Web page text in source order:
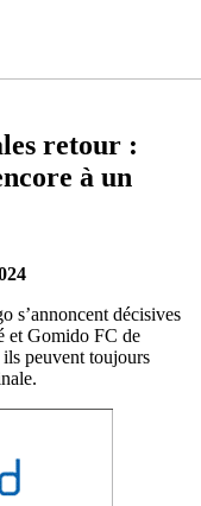
retour :
à un
s’annoncent décisives
et Gomido FC de
peuvent toujours